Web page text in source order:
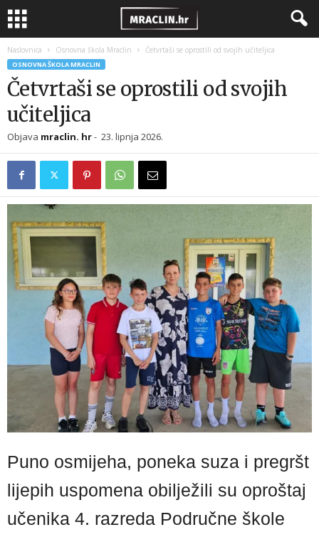
Naslovnica Osnovna škola Mraclin Četvrtaši se oprostili od svojih učiteljica
OSNOVNA ŠKOLA MRACLIN
Četvrtaši se oprostili od svojih
učiteljica
Objava mraclin. hr- 23. lipnja 2026.
Puno osmijeha, poneka suza i pregršt
lijepih uspomena obilježili su oproštaj
učenika 4. razreda Područne škole